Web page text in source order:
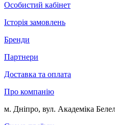
Особистий кабінет
Історія замовлень
Бренди
Партнери
Доставка та оплата
Про компанію
м. Дніпро, вул. Академіка